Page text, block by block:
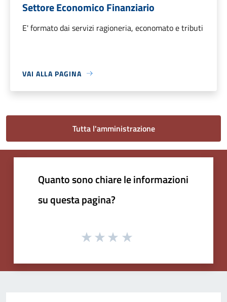
Settore Economico Finanziario
E' formato dai servizi ragioneria, economato e tributi
VAI ALLA PAGINA
Tutta l'amministrazione
Quanto sono chiare le informazioni
su questa pagina?